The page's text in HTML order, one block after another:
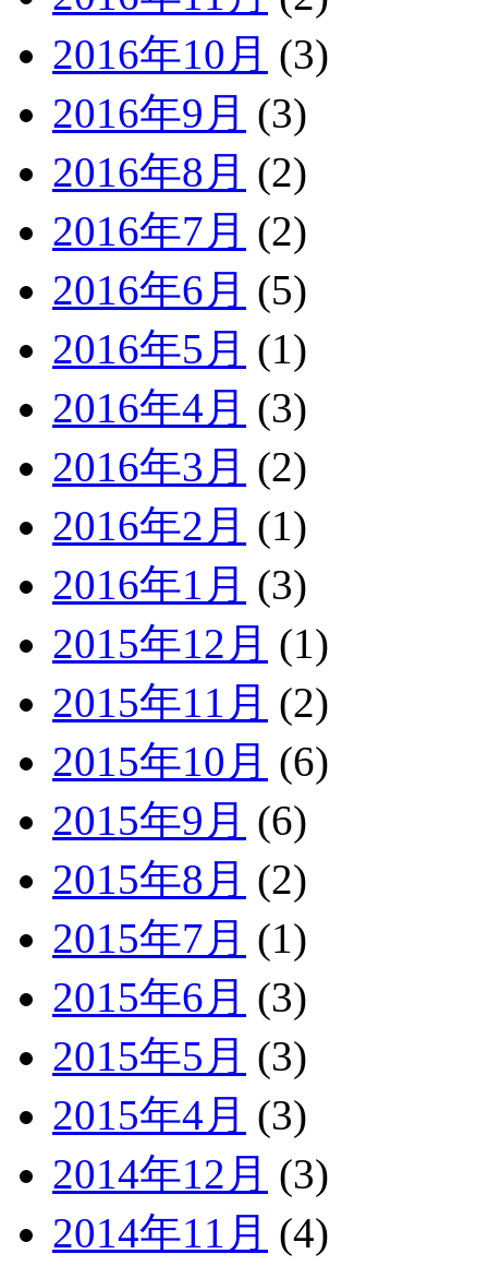
2016年10月 (3)
2016年9月 (3)
2016年8月 (2)
2016年7月 (2)
2016年6月 (5)
2016年5月 (1)
2016年4月 (3)
2016年3月 (2)
2016年2月 (1)
2016年1月 (3)
2015年12月 (1)
2015年11月 (2)
2015年10月 (6)
2015年9月 (6)
2015年8月 (2)
2015年7月 (1)
2015年6月 (3)
2015年5月 (3)
2015年4月 (3)
2014年12月 (3)
2014年11月 (4)